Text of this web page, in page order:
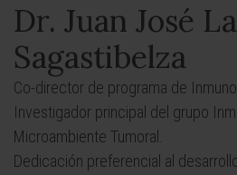
Dr. Juan José
Sagastibelza
Co-director de programa de
Investigador principal del grupo
Microambiente Tumoral.
Dedicación preferencial al